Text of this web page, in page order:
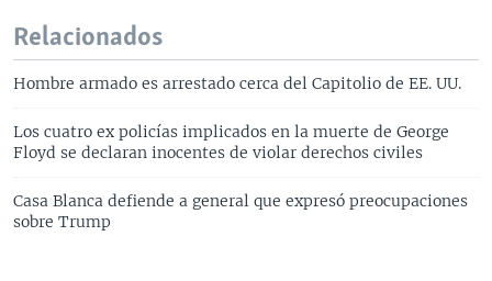
Relacionados
Hombre armado es arrestado cerca del Capitolio de EE. UU.
Los cuatro ex policías implicados en la muerte de George
Floyd se declaran inocentes de violar derechos civiles
Casa Blanca defiende a general que expresó preocupaciones
sobre Trump